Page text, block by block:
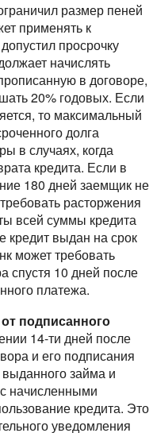
размер пеней
применять к
просрочку
начислять
в договоре,
20% годовых. Если
то максимальный
долга
в случаях, когда
кредита. Если в
180 дней заемщик не
расторжения
всей суммы кредита
кредит выдан на срок
может требовать
спустя 10 дней после
платежа.
подписанного
14-ти дней после
и его подписания
займа и
начисленными
кредита. Это
уведомления